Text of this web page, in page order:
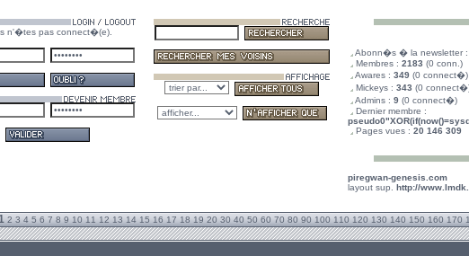
n'�tes pas connect�(e).
Abonn�s � la newsletter :
Membres : 2183 (0 conn.)
Awares : 349 (0 connect�)
Mickeys : 343 (0
Admins : 9 (0 connect�)
Dernier membre :
Pages vues : 20 146 309
piregwan-genesis.com
layout sup. http://
2 3 4 5 6 7 8 9 10 11 12 13 14 15 16 17 18 19 20 30 40 50 60 70 80 90 100 110 120 130 140 150 160 170